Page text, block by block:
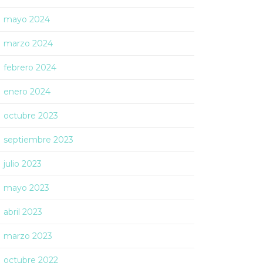
mayo 2024
marzo 2024
febrero 2024
enero 2024
octubre 2023
septiembre 2023
julio 2023
mayo 2023
abril 2023
marzo 2023
octubre 2022